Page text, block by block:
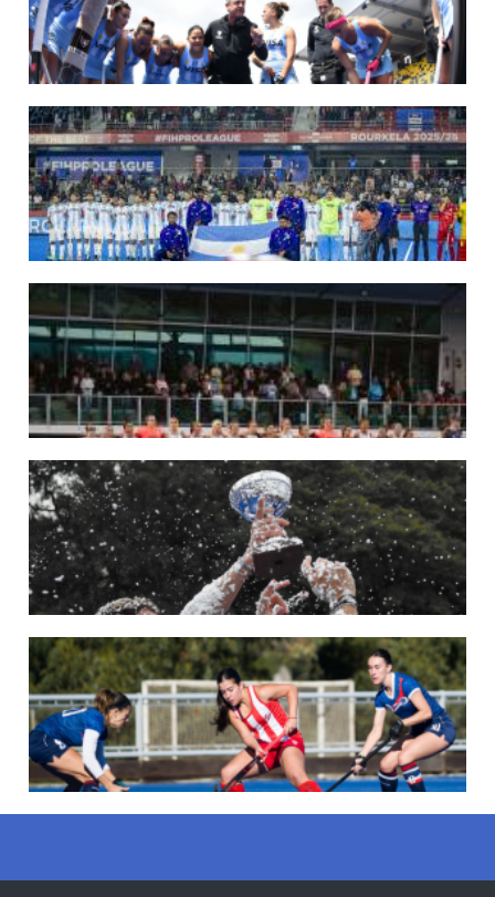
09/07/2026
MUNDIAL 2026: LAS LEONAS CONVOCADAS POR FERNANDO F...
Del 15 al 30 de agosto disputarán el Mundial 2026 en Países Bajos y Bélgica.
LEER MÁS
29/05/2026
LOS LEONES CONVOCADOS PARA LA VENTANA EUROPEA DE P...
En junio, el seleccionado nacional disputará las últimas dos ventanas de Pro
League 2025-26 en Inglaterra y Alemania.
LEER MÁS
22/05/2026
LAS LEONAS CONVOCADAS PARA LA VENTANA EUROPEA DE P...
En junio, el seleccionado nacional disputará las últimas dos ventanas de Pro
League 2025-26 en Bélgica e Inglaterra.
18/05/2026
SE DEFINIERON LOS CAMPEONES DE LA PRIMERA FASE DE ...
Del 13 al 17 de mayo se llevó a cabo el torneo que reúne a los mejores clubes del
país.
LEER MÁS
13/05/2026
todo el territorio nacional